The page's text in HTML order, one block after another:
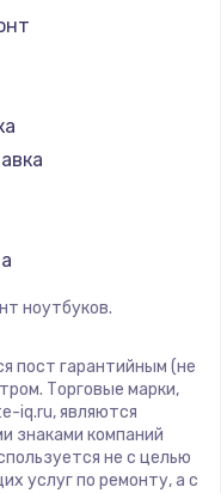
iru
DEXP
Teclast
CHUWI
Colorful
ноутбуков.
пост гарантийным (не
Торговые марки,
iq.ru, являются
знаками компаний
не с целью
услуг по ремонту, а с